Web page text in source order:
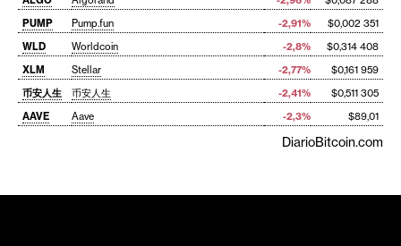
PUMP
Pump.fun -2,91%
$0,002 351
WLD
Worldcoin -2,8%
$0,314 408
XLM
Stellar -2,77%
$0,161 959
币安人生
币安人生 -2,41%
$0,511 305
AAVE
Aave -2,3% $89,01
DiarioBitcoin.com